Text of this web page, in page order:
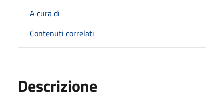
A cura di
Contenuti correlati
Descrizione